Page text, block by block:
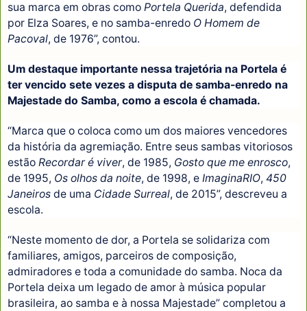
sua marca em obras como Portela Querida, defendida
por Elza Soares, e no samba-enredo O Homem de
Pacoval, de 1976”, contou.
Um destaque importante nessa trajetória na Portela é
ter vencido sete vezes a disputa de samba-enredo na
Majestade do Samba, como a escola é chamada.
“Marca que o coloca como um dos maiores vencedores
da história da agremiação. Entre seus sambas vitoriosos
estão Recordar é viver, de 1985, Gosto que me enrosco,
de 1995, Os olhos da noite, de 1998, e ImaginaRIO, 450
Janeiros de uma Cidade Surreal, de 2015”, descreveu a
escola.
“Neste momento de dor, a Portela se solidariza com
familiares, amigos, parceiros de composição,
admiradores e toda a comunidade do samba. Noca da
Portela deixa um legado de amor à música popular
brasileira, ao samba e à nossa Majestade” completou a